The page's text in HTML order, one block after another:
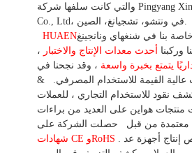
والتي كانت سلفها شركة Pingyang Xinxin Financial Machinery
HUAENبنا في شنغهاي ونانجينغ
وركبنا أحدث معدات الإنتاج والاختبار ،
يتمتع بخبرة واسعة ، وقد نجحنا في
عالية القيمة للاستخدام المصرفي.
&
نقود للاستخدام التجاري ، للعملات
منتجات هواين على العديد من براءات
معتمدة من قبل
حصلت الشركة على
شهادات CE وRoHS